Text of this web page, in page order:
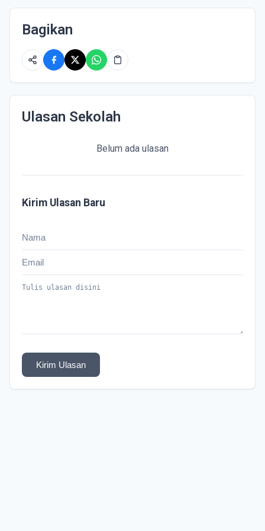
Bagikan
Ulasan Sekolah
Belum ada ulasan
Kirim Ulasan Baru
Kirim Ulasan